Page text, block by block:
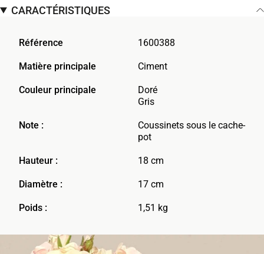
CARACTÉRISTIQUES
Référence 1600388
Matière principale Ciment
Couleur principale
Doré
Gris
Note :
Coussinets sous le cache-
pot
Hauteur : 18 cm
Diamètre : 17 cm
Poids : 1,51 kg